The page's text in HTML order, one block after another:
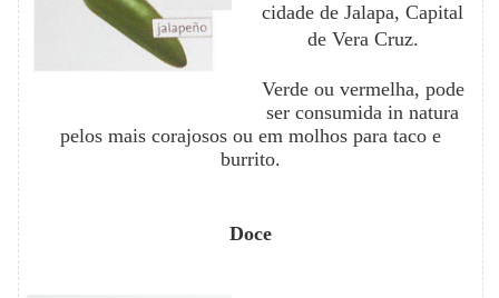
cidade de Jalapa, Capital
de Vera Cruz.
Verde ou vermelha, pode
ser consumida in natura
pelos mais corajosos ou em molhos para taco e
burrito.
Doce